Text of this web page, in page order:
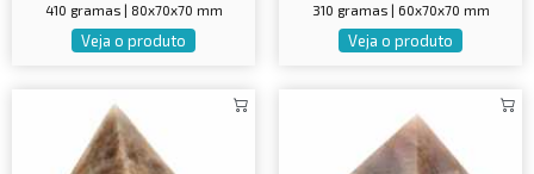
410 gramas | 80x70x70 mm
Veja o produto
310 gramas | 60x70x70 mm
Veja o produto